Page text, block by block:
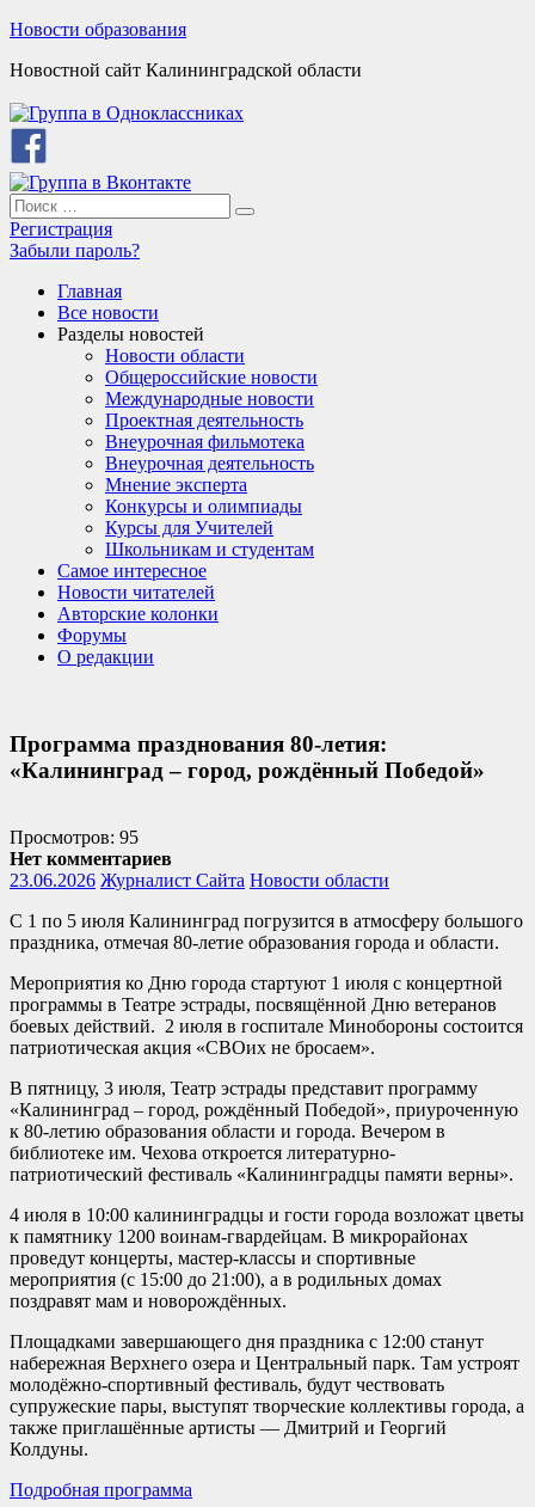
Skip
content
Новости образования
Новостной сайт Калининградской области
Search
for:
Search
Регистрация
Забыли пароль?
Главная
Все новости
Разделы новостей
Новости области
Общероссийские новости
Международные новости
Проектная деятельность
Внеурочная фильмотека
Внеурочная деятельность
Мнение эксперта
Конкурсы и олимпиады
Курсы для Учителей
Школьникам и студентам
Самое интересное
Новости читателей
Авторские колонки
Форумы
О редакции
Программа празднования 80-летия:
«Калининград – город, рождённый Победой»
Просмотров: 95
Нет комментариев
23.06.2026 Журналист Сайта Новости области
С 1 по 5 июля Калининград погрузится в атмосферу большого
праздника, отмечая 80-летие образования города и области.
Мероприятия ко Дню города стартуют 1 июля с концертной
программы в Театре эстрады, посвящённой Дню ветеранов
боевых действий. 2 июля в госпитале Минобороны состоится
патриотическая акция «СВОих не бросаем».
В пятницу, 3 июля, Театр эстрады представит программу
«Калининград – город, рождённый Победой», приуроченную
к 80-летию образования области и города. Вечером в
библиотеке им. Чехова откроется литературно-
патриотический фестиваль «Калининградцы памяти верны».
4 июля в 10:00 калининградцы и гости города возложат цветы
к памятнику 1200 воинам-гвардейцам. В микрорайонах
проведут концерты, мастер-классы и спортивные
мероприятия (с 15:00 до 21:00), а в родильных домах
поздравят мам и новорождённых.
Площадками завершающего дня праздника с 12:00 станут
набережная Верхнего озера и Центральный парк. Там устроят
молодёжно-спортивный фестиваль, будут чествовать
супружеские пары, выступят творческие коллективы города, а
также приглашённые артисты — Дмитрий и Георгий
Колдуны.
Подробная программа